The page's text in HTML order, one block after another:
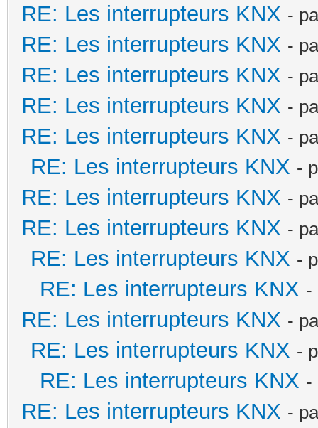
RE: Les interrupteurs KNX -
RE: Les interrupteurs KNX -
RE: Les interrupteurs KNX -
RE: Les interrupteurs KNX -
RE: Les interrupteurs KNX -
RE: Les interrupteurs KNX -
RE: Les interrupteurs KNX -
RE: Les interrupteurs KNX -
RE: Les interrupteurs KNX -
RE: Les interrupteurs KNX -
RE: Les interrupteurs KNX -
RE: Les interrupteurs KNX -
RE: Les interrupteurs KNX -
RE: Les interrupteurs KNX -